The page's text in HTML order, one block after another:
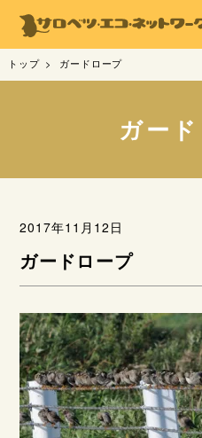
トップ ガードロープ
ガー
2017年11月12日
ガードロープ